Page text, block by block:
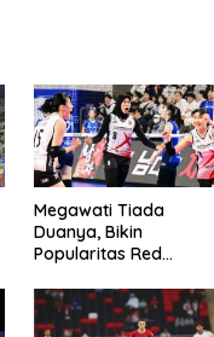
Megawati Tiada
Duanya, Bikin
Popularitas Red